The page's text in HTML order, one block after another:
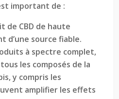
important de :
de CBD de haute
d’une source fiable.
à spectre complet,
les composés de la
y compris les
amplifier les effets